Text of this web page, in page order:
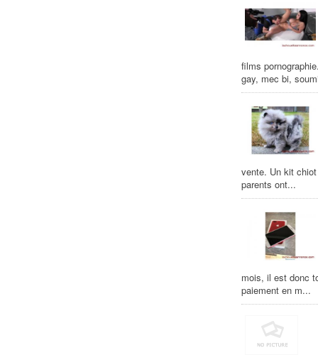
films
gay, mec bi,
vente. Un kit
parents ont...
mois, il est donc
paiement en m...